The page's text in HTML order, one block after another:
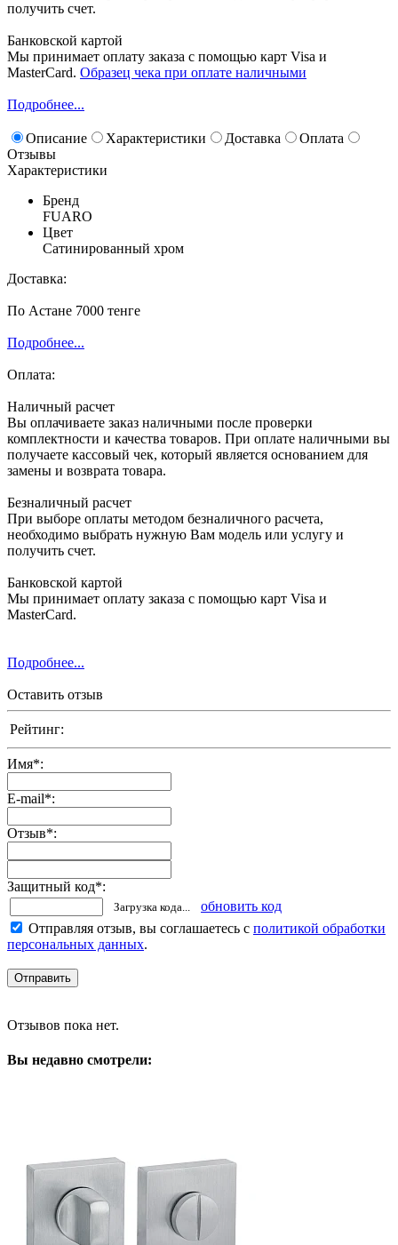
получить счет.
Банковской картой
Мы принимает оплату заказа с помощью карт Visa и
MasterCard. Образец чека при оплате наличными
Подробнее...
Описание Характеристики Доставка
Оплата
Отзывы
Характеристики
Бренд
FUARO
Цвет
Сатинированный хром
Доставка:
По Астане 7000 тенге
Подробнее...
Оплата:
Наличный расчет
Вы оплачиваете заказ наличными после проверки
комплектности и качества товаров. При оплате наличными вы
получаете кассовый чек, который является основанием для
замены и возврата товара.
Безналичный расчет
При выборе оплаты методом безналичного расчета,
необходимо выбрать нужную Вам модель или услугу и
получить счет.
Банковской картой
Мы принимает оплату заказа с помощью карт Visa и
MasterCard.
Подробнее...
Оставить отзыв
Рейтинг:
Имя*:
E-mail*:
Отзыв*:
Защитный код*:
Загрузка кода...
обновить код
Отправляя отзыв, вы соглашаетесь с политикой обработки
персональных данных.
Отзывов пока нет.
Вы недавно смотрели: